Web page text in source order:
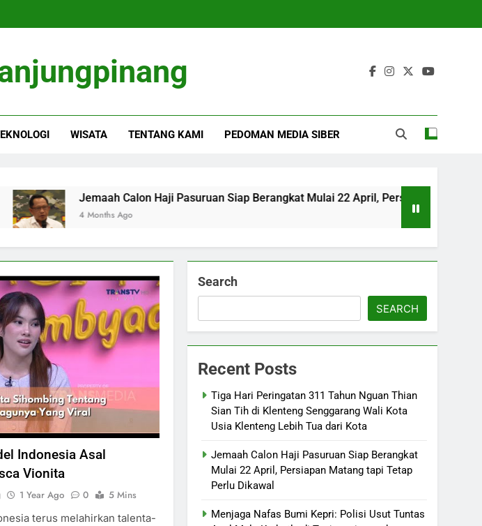
WISATA TENTANG KAMI PEDOMAN MEDIA SIBER
Jemaah Calon Haji Pasuruan Siap Berangkat Mulai 22 April, Persiapan Matang tapi Tetap
4 Months Ago
Indonesia Asal
Vionita
1 Year Ago 0
5 Mins
terus melahirkan talenta-
Search
SEARCH
Recent Posts
Tiga Hari Peringatan 311 Tahun Nguan Thian
Sian Tih di Klenteng Senggarang Wali Kota
Usia Klenteng Lebih Tua dari Kota
Jemaah Calon Haji Pasuruan Siap Berangkat
Mulai 22 April, Persiapan Matang tapi Tetap
Perlu Dikawal
Menjaga Nafas Bumi Kepri: Polisi Usut Tuntas